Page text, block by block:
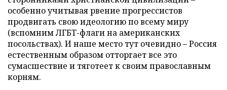
особенно учитывая рвение прогрессистов
продвигать свою идеологию по всему миру
(вспомним ЛГБТ-флаги на американских
посольствах). И наше место тут очевидно – Россия
естественным образом отторгает все это
сумасшествие и тяготеет к своим православным
корням.